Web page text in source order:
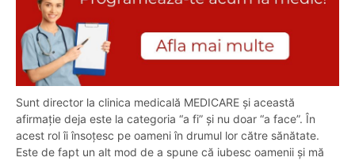
Sunt director la clinica medicală MEDICARE și această
afirmație deja este la categoria “a fi” și nu doar “a face”. În
acest rol îi însoțesc pe oameni în drumul lor către sănătate.
Este de fapt un alt mod de a spune că iubesc oamenii și mă